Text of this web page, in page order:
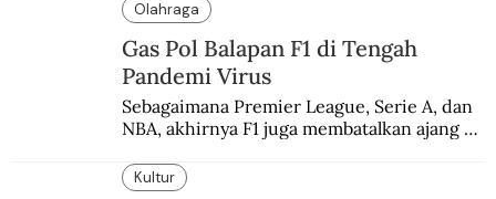
Olahraga
Gas Pol Balapan F1 di Tengah
Pandemi Virus
Sebagaimana Premier League, Serie A, dan
NBA, akhirnya F1 juga membatalkan ajang
enam dekade lampau.
Kultur